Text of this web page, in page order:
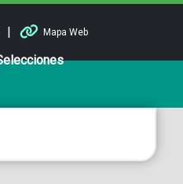
| Mapa Web